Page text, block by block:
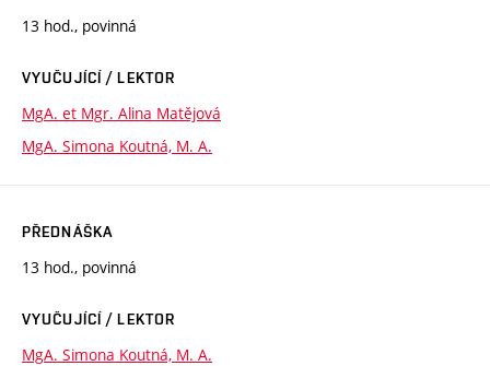
13 hod., povinná
VYUČUJÍCÍ / LEKTOR
MgA. et Mgr. Alina Matějová
MgA. Simona Koutná, M. A.
PŘEDNÁŠKA
13 hod., povinná
VYUČUJÍCÍ / LEKTOR
MgA. Simona Koutná, M. A.